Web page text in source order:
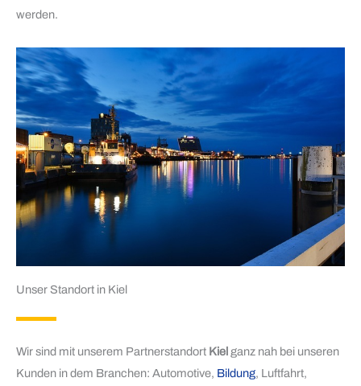
werden.
Unser Standort in Kiel
Wir sind mit unserem Partnerstandort Kiel ganz nah bei unseren
Kunden in dem Branchen: Automotive, Bildung, Luftfahrt,